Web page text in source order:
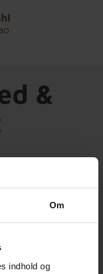
Om
indhold og
&
prem
–
end normalt.